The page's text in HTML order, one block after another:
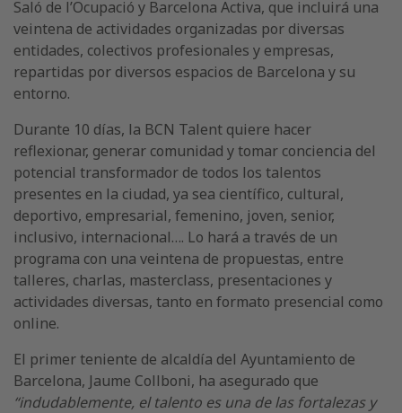
Saló de l’Ocupació y Barcelona Activa, que incluirá una
veintena de actividades organizadas por diversas
entidades, colectivos profesionales y empresas,
repartidas por diversos espacios de Barcelona y su
entorno.
Durante 10 días, la BCN Talent quiere hacer
reflexionar, generar comunidad y tomar conciencia del
potencial transformador de todos los talentos
presentes en la ciudad, ya sea científico, cultural,
deportivo, empresarial, femenino, joven, senior,
inclusivo, internacional…. Lo hará a través de un
programa con una veintena de propuestas, entre
talleres, charlas, masterclass, presentaciones y
actividades diversas, tanto en formato presencial como
online.
El primer teniente de alcaldía del Ayuntamiento de
Barcelona, ​​Jaume Collboni, ha asegurado que
“indudablemente, el talento es una de las fortalezas y